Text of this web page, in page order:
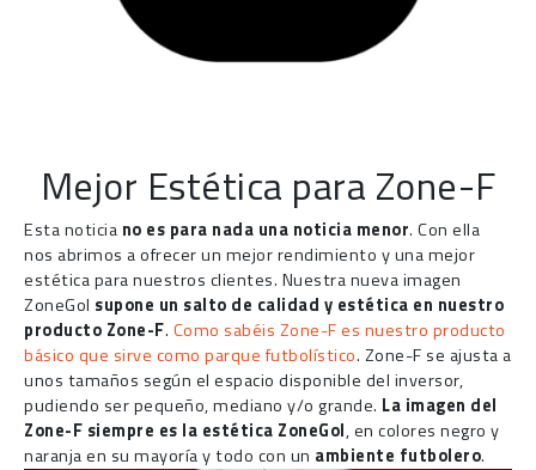
Mejor Estética para Zone-F
Esta noticia no es para nada una noticia menor. Con ella
nos abrimos a ofrecer un mejor rendimiento y una mejor
estética para nuestros clientes. Nuestra nueva imagen
ZoneGol supone un salto de calidad y estética en nuestro
producto Zone-F. Como sabéis Zone-F es nuestro producto
básico que sirve como parque futbolístico. Zone-F se ajusta a
unos tamaños según el espacio disponible del inversor,
pudiendo ser pequeño, mediano y/o grande. La imagen del
Zone-F siempre es la estética ZoneGol, en colores negro y
naranja en su mayoría y todo con un ambiente futbolero.